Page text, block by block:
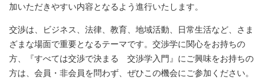
加いただきやすい内容となるよう進行いたします。
交渉は、ビジネス、法律、教育、地域活動、日常生活など、さま
ざまな場面で重要となるテーマです。交渉学に関心をお持ちの
方、『すべては交渉で決まる 交渉学入門』にご興味をお持ちの
方は、会員・非会員を問わず、ぜひこの機会にご参加ください。